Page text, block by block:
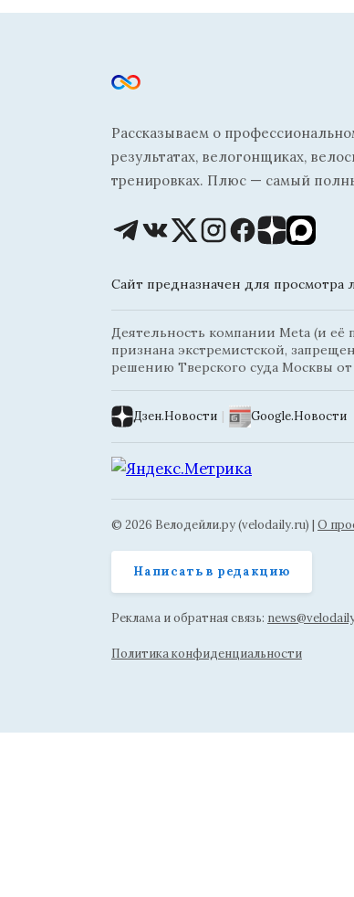
Рассказываем о
результатах, велогонщиках,
тренировках. Плюс — самый
Сайт предназначен для просмотра
Деятельность компании Meta (и её
признана экстремистской,
решению Тверского суда Москвы от
Дзен.Новости | Google.Новости
© 2026 Велодейли.ру (velodaily.ru) | О
Написать в редакцию
Реклама и обратная связь:
Политика конфиденциальности